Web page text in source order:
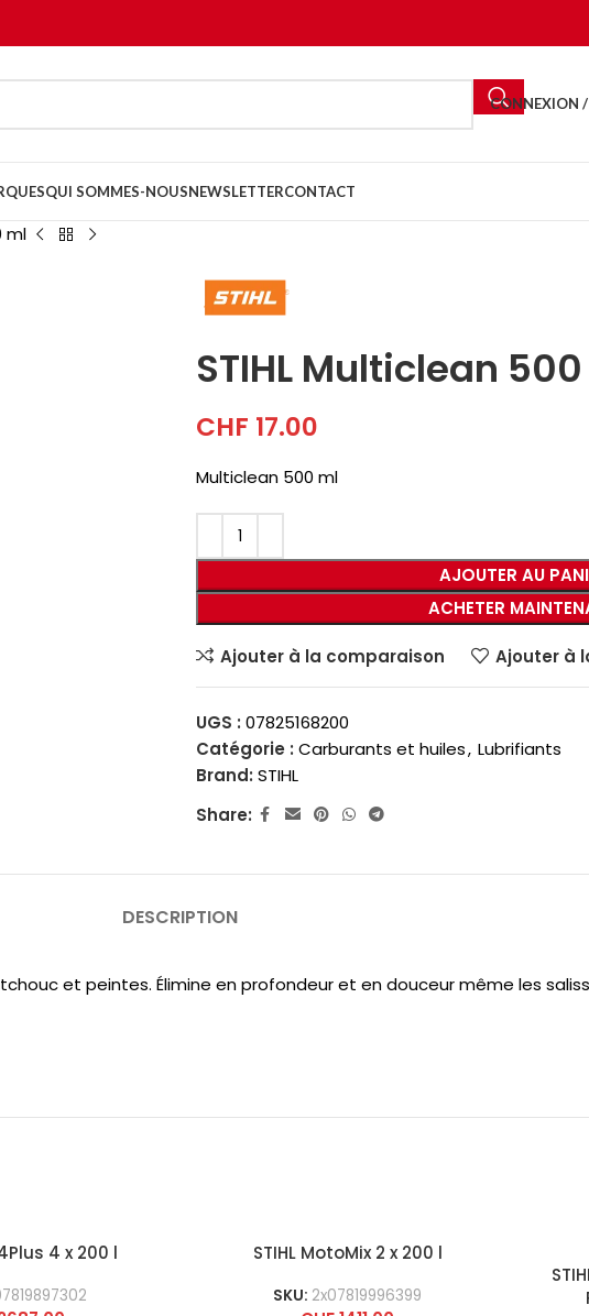
CONNEXION
QUI SOMMES-NOUSNEWSLETTERCONTACT
ml
STIHL Multiclean
CHF 17.00
Multiclean 500 ml
AJOUTER AU
ACHETER
Ajouter à la comparaison Ajouter à
UGS : 07825168200
Catégorie : Carburants et huiles, Lubrifiants
Brand: STIHL
Share:
DESCRIPTION
et peintes. Élimine en profondeur et en douceur même les
4 x 200 l STIHL MotoMix 2 x 200 l
SKU: 2x07819996399